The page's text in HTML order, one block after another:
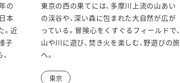
の
本
。近
子
ィ
ン
ド
東京の西の果てには、多摩川上流の山あい
の渓谷や、深い森に包まれた大自然が広が
っている。冒険心をくすぐるフィールドで、
山や川に遊び、焚き火を楽しむ、野遊びの旅
へ。
東京